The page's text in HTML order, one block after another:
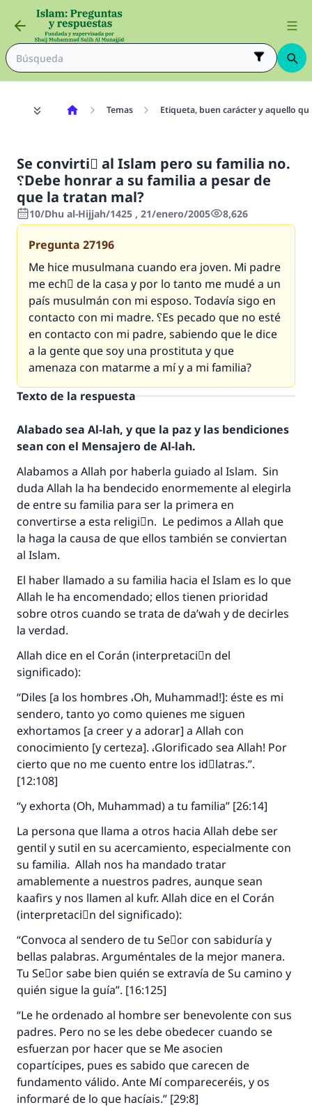
Temas Etiqueta, buen carácter y aquello
Se convirtiَ al Islam pero su familia no.
؟Debe honrar a su familia a pesar de
que la tratan mal?
10/Dhu al-Hijjah/1425 , 21/enero/2005 8,626
Pregunta 27196
Me hice musulmana cuando era joven. Mi padre
me echَ de la casa y por lo tanto me mudé a un
país musulmán con mi esposo. Todavía sigo en
contacto con mi madre. ؟Es pecado que no esté
en contacto con mi padre, sabiendo que le dice
a la gente que soy una prostituta y que
amenaza con matarme a mí y a mi familia?
Texto de la respuesta
Alabado sea Al-lah, y que la paz y las bendiciones
sean con el Mensajero de Al-lah.
Alabamos a Allah por haberla guiado al Islam. Sin
duda Allah la ha bendecido enormemente al elegirla
de entre su familia para ser la primera en
convertirse a esta religiَn. Le pedimos a Allah que
la haga la causa de que ellos también se conviertan
al Islam.
El haber llamado a su familia hacia el Islam es lo que
Allah le ha encomendado; ellos tienen prioridad
sobre otros cuando se trata de da’wah y de decirles
la verdad.
Allah dice en el Corán (interpretaciَn del
significado):
“Diles [a los hombres ،Oh, Muhammad!]: éste es mi
sendero, tanto yo como quienes me siguen
exhortamos [a creer y a adorar] a Allah con
conocimiento [y certeza]. ،Glorificado sea Allah! Por
cierto que no me cuento entre los idَlatras.”.
[12:108]
“y exhorta (Oh, Muhammad) a tu familia” [26:14]
La persona que llama a otros hacia Allah debe ser
gentil y sutil en su acercamiento, especialmente con
su familia. Allah nos ha mandado tratar
amablemente a nuestros padres, aunque sean
kaafirs y nos llamen al kufr. Allah dice en el Corán
(interpretaciَn del significado):
“Convoca al sendero de tu Seٌor con sabiduría y
bellas palabras. Arguméntales de la mejor manera.
Tu Seٌor sabe bien quién se extravía de Su camino y
quién sigue la guía”. [16:125]
“Le he ordenado al hombre ser benevolente con sus
padres. Pero no se les debe obedecer cuando se
esfuerzan por hacer que se Me asocien
copartícipes, pues es sabido que carecen de
fundamento válido. Ante Mí compareceréis, y os
informaré de lo que hacíais.” [29:8]